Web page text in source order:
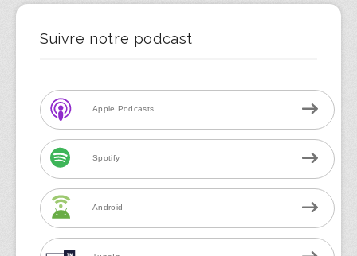
Suivre notre podcast
Apple Podcasts
Spotify
Android